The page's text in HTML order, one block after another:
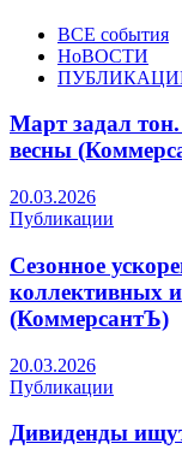
ВСЕ события
НоВОСТИ
Март задал
весны
20.03.2026
Публикации
Сезонное
коллективных
(КоммерсантЪ)
20.03.2026
Публикации
Дивиденды